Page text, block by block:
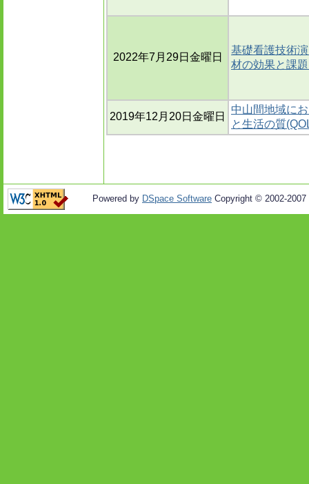
2022年7月29日金曜日
基礎看護技術
材の効果と課
2019年12月20日金曜日
中山間地域に
と生活の質
Powered by DSpace Software Copyright © 2002-2007